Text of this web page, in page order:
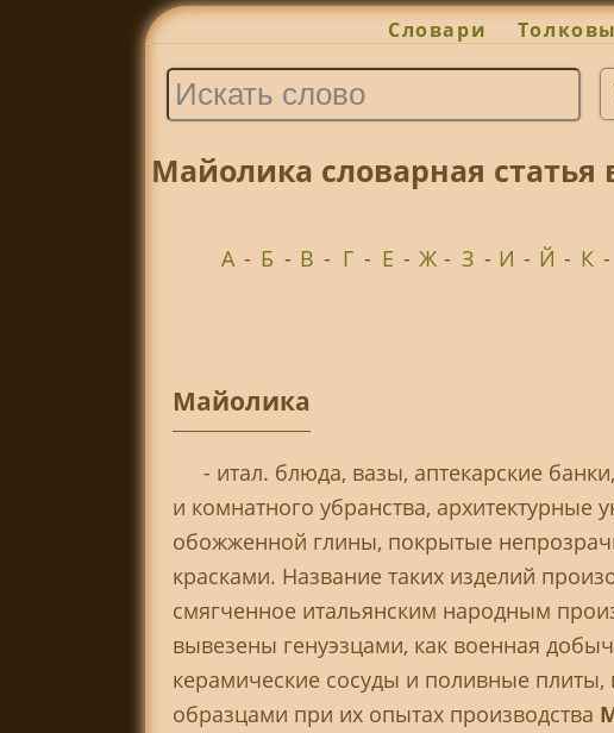
Словари
Майолика словарная
А - Б - В - Г - Е - Ж - З - И - Й - К -
Майолика
- итал. блюда, вазы, аптекарские
и комнатного убранства,
обожженной глины, покрытые
красками. Название таких изделий
смягченное итальянским народным
вывезены генуэзцами, как военная
керамические сосуды и поливные
образцами при их опытах производства